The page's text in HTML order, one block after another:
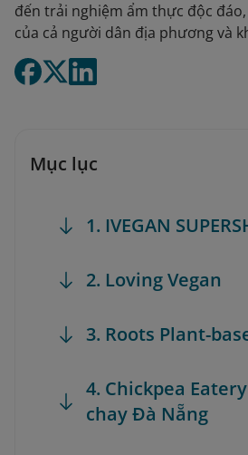
đến trải nghiệm ẩm thực độc
của cả người dân địa phương và
Mục lục
1. IVEGAN
2. Loving Vegan
3. Roots Plant-
4. Chickpea
chay Đà Nẵng